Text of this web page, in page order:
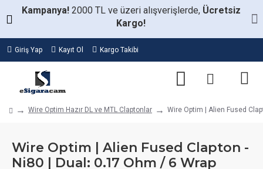
Kampanya! 2000 TL ve üzeri alışverişlerde, Ücretsiz
Kargo!
Giriş Yap Kayıt Ol Kargo Takibi
Wire Optim Hazır DL ve MTL Claptonlar Wire Optim | Alien Fused
Wire Optim | Alien Fused Clapton -
Ni80 | Dual: 0.17 Ohm / 6 Wrap